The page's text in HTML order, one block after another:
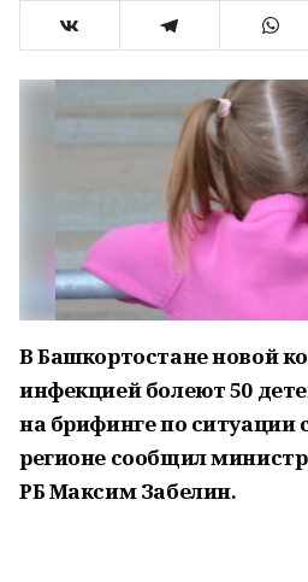
В Башкортостане новой
инфекцией болеют 50
на брифинге по ситуации
регионе сообщил
РБ Максим Забелин.